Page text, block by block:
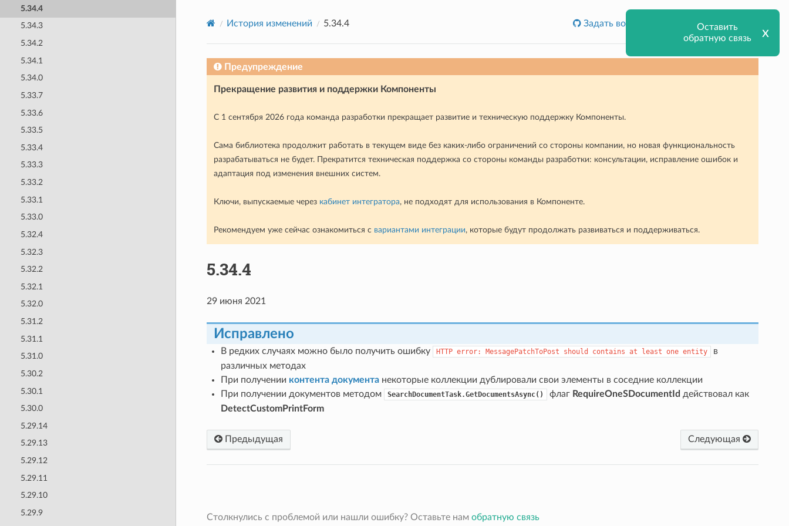
5.34.4
5.34.3
5.34.2
5.34.1
5.34.0
5.33.7
5.33.6
5.33.5
5.33.4
5.33.3
5.33.2
5.33.1
5.33.0
5.32.4
5.32.3
5.32.2
5.32.1
5.32.0
5.31.2
5.31.1
5.31.0
5.30.2
5.30.1
5.30.0
5.29.14
5.29.13
5.29.12
5.29.11
5.29.10
5.29.9
История изменений 5.34.4 Задать вопрос или сообщить об ошибке
Предупреждение
Прекращение развития и поддержки Компоненты
С 1 сентября 2026 года команда разработки прекращает развитие и техническую поддержку Компоненты.
Сама библиотека продолжит работать в текущем виде без каких-либо ограничений со стороны компании, но новая функциональность
разрабатываться не будет. Прекратится техническая поддержка со стороны команды разработки: консультации, исправление ошибок и
адаптация под изменения внешних систем.
Ключи, выпускаемые через кабинет интегратора, не подходят для использования в Компоненте.
Рекомендуем уже сейчас ознакомиться с вариантами интеграции, которые будут продолжать развиваться и поддерживаться.
5.34.4
29 июня 2021
Исправлено
В редких случаях можно было получить ошибку HTTP error: MessagePatchToPost should contains at least one entity
в
различных методах
При получении контента документанекоторые коллекции дублировали свои элементы в соседние коллекции
При получении документов методом
SearchDocumentTask.GetDocumentsAsync() флаг RequireOneSDocumentId действовал как
DetectCustomPrintForm
Предыдущая Следующая
Столкнулись с проблемой или нашли ошибку? Оставьте нам обратную связь
Оставить
обратную связь
х